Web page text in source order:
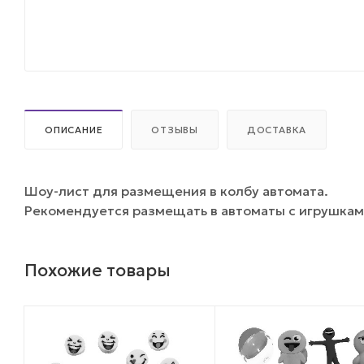
ОПИСАНИЕ ОТЗЫВЫ ДОСТАВКА
Шоу-лист для размещения в колбу автомата.
Рекомендуется размещать в автоматы с
Похожие товары